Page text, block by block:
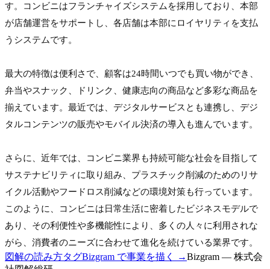
す。コンビニはフランチャイズシステムを採用しており、本部
が店舗運営をサポートし、各店舗は本部にロイヤリティを支払
うシステムです。
最大の特徴は便利さで、顧客は24時間いつでも買い物ができ、
弁当やスナック、ドリンク、健康志向の商品など多彩な商品を
揃えています。最近では、デジタルサービスとも連携し、デジ
タルコンテンツの販売やモバイル決済の導入も進んでいます。
さらに、近年では、コンビニ業界も持続可能な社会を目指して
サステナビリティに取り組み、プラスチック削減のためのリサ
イクル活動やフードロス削減などの環境対策も行っています。
このように、コンビニは日常生活に密着したビジネスモデルで
あり、その利便性や多機能性により、多くの人々に利用されな
がら、消費者のニーズに合わせて進化を続けている業界です。
図解の読み方タグBizgram で事業を描く →Bizgram — 株式会